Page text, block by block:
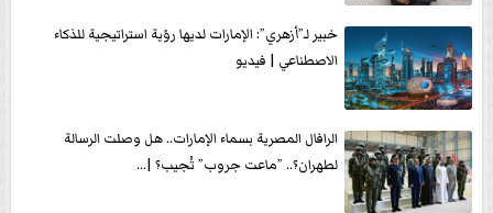
خبير لـ”أزهري”: الإمارات لديها رؤية استراتيجية للذكاء
الاصطناعي | فيديو
الرافال المصرية بسماء الإمارات.. هل وصلت الرسالة
لطهران؟.. ”ماعت جروب” تُجيب؟ |...